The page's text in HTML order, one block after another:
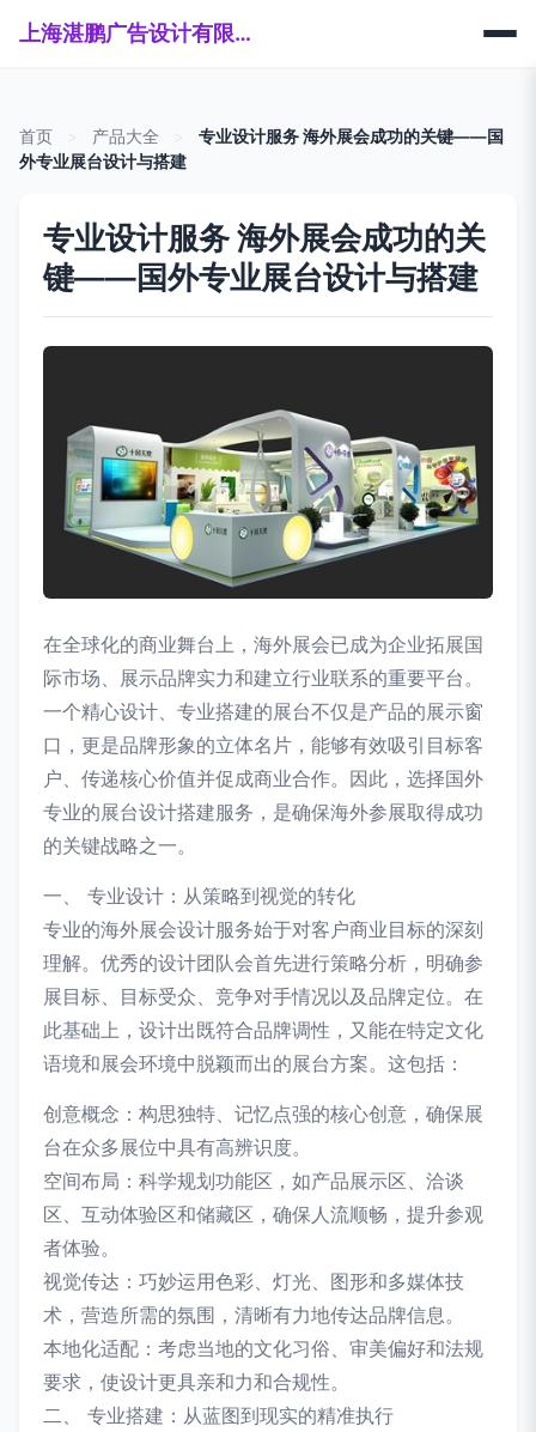
上海湛鹏广告设计有限公司
首页 产品大全
专业设计服务 海外展会成功的关键——国
外专业展台设计与搭建
专业设计服务 海外展会成功的关
键——国外专业展台设计与搭建
在全球化的商业舞台上，海外展会已成为企业拓展国
际市场、展示品牌实力和建立行业联系的重要平台。
一个精心设计、专业搭建的展台不仅是产品的展示窗
口，更是品牌形象的立体名片，能够有效吸引目标客
户、传递核心价值并促成商业合作。因此，选择国外
专业的展台设计搭建服务，是确保海外参展取得成功
的关键战略之一。
一、 专业设计：从策略到视觉的转化
专业的海外展会设计服务始于对客户商业目标的深刻
理解。优秀的设计团队会首先进行策略分析，明确参
展目标、目标受众、竞争对手情况以及品牌定位。在
此基础上，设计出既符合品牌调性，又能在特定文化
语境和展会环境中脱颖而出的展台方案。这包括：
创意概念：构思独特、记忆点强的核心创意，确保展
台在众多展位中具有高辨识度。
空间布局：科学规划功能区，如产品展示区、洽谈
区、互动体验区和储藏区，确保人流顺畅，提升参观
者体验。
视觉传达：巧妙运用色彩、灯光、图形和多媒体技
术，营造所需的氛围，清晰有力地传达品牌信息。
本地化适配：考虑当地的文化习俗、审美偏好和法规
要求，使设计更具亲和力和合规性。
二、 专业搭建：从蓝图到现实的精准执行